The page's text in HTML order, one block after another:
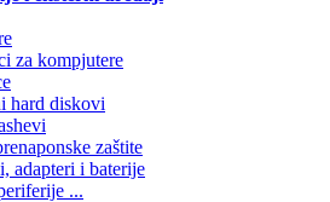
za kompjutere
hard diskovi
zaštite
adapteri i baterije
...